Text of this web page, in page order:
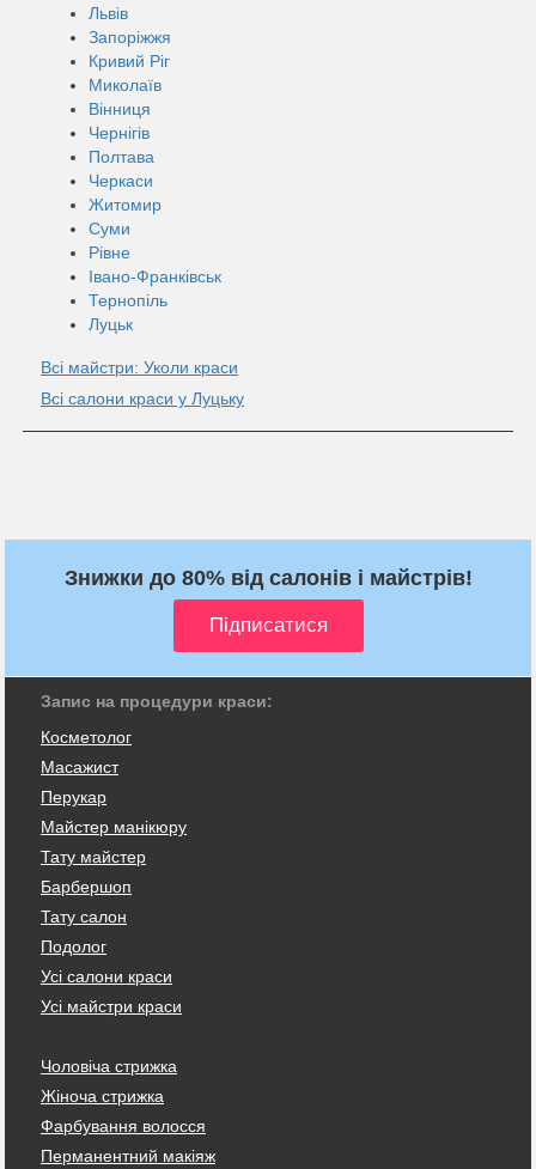
Львів
Запоріжжя
Кривий Ріг
Миколаїв
Вінниця
Чернігів
Полтава
Черкаси
Житомир
Суми
Рівне
Івано-Франківськ
Тернопіль
Луцьк
Всі майстри: Уколи краси
Всі салони краси у Луцьку
Знижки до 80% від салонів і майстрів!
Запис на процедури краси:
Косметолог
Масажист
Перукар
Майстер манікюру
Тату майстер
Барбершоп
Тату салон
Подолог
Усі салони краси
Усі майстри краси
Чоловіча стрижка
Жіноча стрижка
Фарбування волосся
Перманентний макіяж